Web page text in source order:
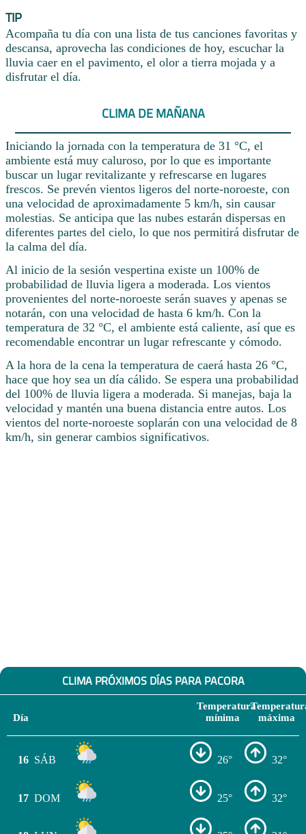
TIP
Acompaña tu día con una lista de tus canciones favoritas y
descansa, aprovecha las condiciones de hoy, escuchar la
lluvia caer en el pavimento, el olor a tierra mojada y a
disfrutar el día.
CLIMA DE MAÑANA
Iniciando la jornada con la temperatura de 31 °C, el
ambiente está muy caluroso, por lo que es importante
buscar un lugar revitalizante y refrescarse en lugares
frescos. Se prevén vientos ligeros del norte-noroeste, con
una velocidad de aproximadamente 5 km/h, sin causar
molestias. Se anticipa que las nubes estarán dispersas en
diferentes partes del cielo, lo que nos permitirá disfrutar de
la calma del día.
Al inicio de la sesión vespertina existe un 100% de
probabilidad de lluvia ligera a moderada. Los vientos
provenientes del norte-noroeste serán suaves y apenas se
notarán, con una velocidad de hasta 6 km/h. Con la
temperatura de 32 °C, el ambiente está caliente, así que es
recomendable encontrar un lugar refrescante y cómodo.
A la hora de la cena la temperatura de caerá hasta 26 °C,
hace que hoy sea un día cálido. Se espera una probabilidad
del 100% de lluvia ligera a moderada. Si manejas, baja la
velocidad y mantén una buena distancia entre autos. Los
vientos del norte-noroeste soplarán con una velocidad de 8
km/h, sin generar cambios significativos.
CLIMA PRÓXIMOS DÍAS PARA PACORA
Día
Temperatura
mínima
máxima
16 SÁB 26° 32°
17 DOM 25° 32°